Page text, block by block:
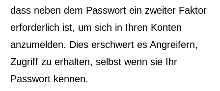
dass neben dem Passwort ein zweiter Faktor
erforderlich ist, um sich in Ihren Konten
anzumelden. Dies erschwert es Angreifern,
Zugriff zu erhalten, selbst wenn sie Ihr
Passwort kennen.